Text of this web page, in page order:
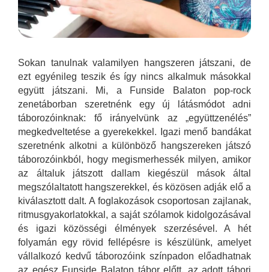
Sokan tanulnak valamilyen hangszeren játszani, de
ezt egyénileg teszik és így nincs alkalmuk másokkal
együtt játszani. Mi, a Funside Balaton pop-rock
zenetáborban szeretnénk egy új látásmódot adni
táborozóinknak: fő irányelvünk az „együttzenélés”
megkedveltetése a gyerekekkel. Igazi menő bandákat
szeretnénk alkotni a különböző hangszereken játszó
táborozóinkból, hogy megismerhessék milyen, amikor
az általuk játszott dallam kiegészül mások által
megszólaltatott hangszerekkel, és közösen adják elő a
kiválasztott dalt. A foglakozások csoportosan zajlanak,
ritmusgyakorlatokkal, a saját szólamok kidolgozásával
és igazi közösségi élmények szerzésével. A hét
folyamán egy rövid fellépésre is készülünk, amelyet
vállalkozó kedvű táborozóink színpadon előadhatnak
az egész Funside Balaton tábor előtt, az adott tábori